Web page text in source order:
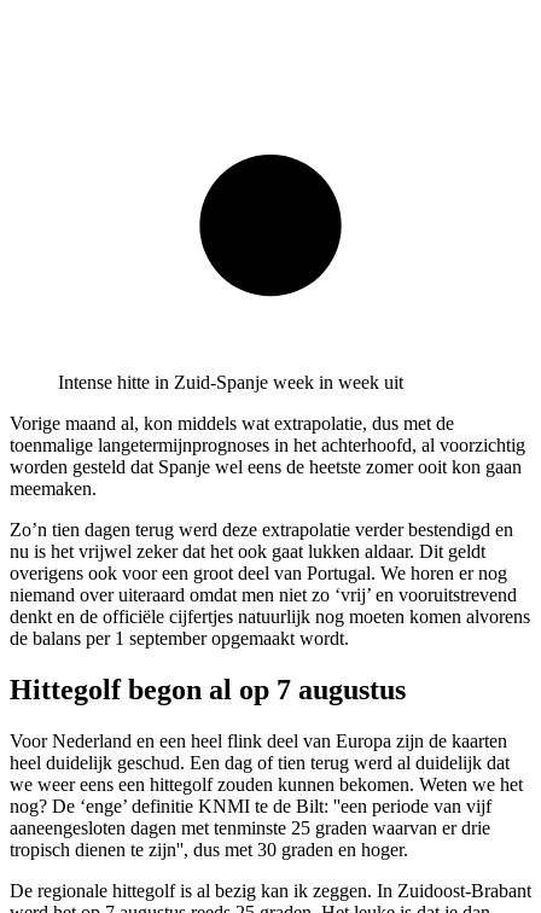
Intense hitte in Zuid-Spanje week in week uit
Vorige maand al, kon middels wat extrapolatie, dus met de
toenmalige langetermijnprognoses in het achterhoofd, al voorzichtig
worden gesteld dat Spanje wel eens de heetste zomer ooit kon gaan
meemaken.
Zo’n tien dagen terug werd deze extrapolatie verder bestendigd en
nu is het vrijwel zeker dat het ook gaat lukken aldaar. Dit geldt
overigens ook voor een groot deel van Portugal. We horen er nog
niemand over uiteraard omdat men niet zo ‘vrij’ en vooruitstrevend
denkt en de officiële cijfertjes natuurlijk nog moeten komen alvorens
de balans per 1 september opgemaakt wordt.
Hittegolf begon al op 7 augustus
Voor Nederland en een heel flink deel van Europa zijn de kaarten
heel duidelijk geschud. Een dag of tien terug werd al duidelijk dat
we weer eens een hittegolf zouden kunnen bekomen. Weten we het
nog? De ‘enge’ definitie KNMI te de Bilt: ''een periode van vijf
aaneengesloten dagen met tenminste 25 graden waarvan er drie
tropisch dienen te zijn'', dus met 30 graden en hoger.
De regionale hittegolf is al bezig kan ik zeggen. In Zuidoost-Brabant